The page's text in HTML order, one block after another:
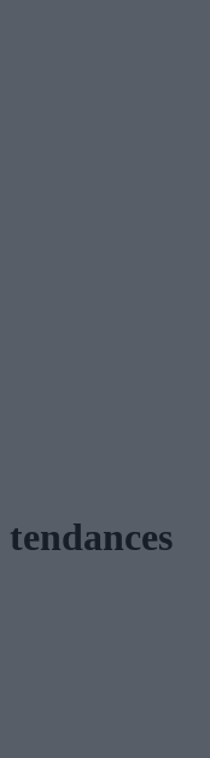
tendances